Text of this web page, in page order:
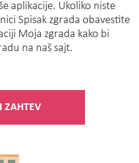
aplikacije. Ukoliko niste
Spisak zgrada obavestite
Moja zgrada kako bi
na naš sajt.
ZAHTEV